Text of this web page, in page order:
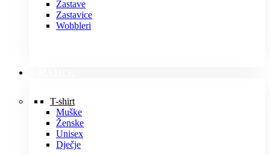
Zastave
Zastavice
Wobbleri
T-shirt
Muške
Ženske
Unisex
Dječje